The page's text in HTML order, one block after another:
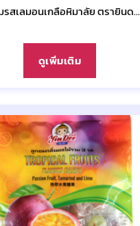
สเลมอนเกลือหิมาลัย ตรายินด...
ดูเพิ่มเติม